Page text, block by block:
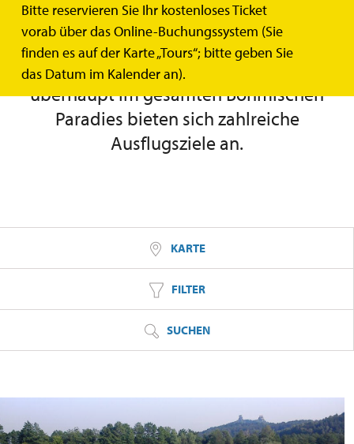
Bitte reservieren Sie Ihr kostenloses Ticket
vorab über das Online-Buchungssystem (Sie
finden es auf der Karte „Tours“; bitte geben Sie
das Datum im Kalender an).
Ausflugstipps
In der Umgebung der Burg Trosky und
überhaupt im gesamten Böhmischen
Paradies bieten sich zahlreiche
Ausflugsziele an.
KARTE
FILTER
SUCHEN